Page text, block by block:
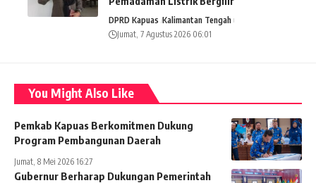
DPRD Kapuas Kalimantan Tengah
Jumat, 7 Agustus 2026 06:01
You Might Also Like
Pemkab Kapuas Berkomitmen Dukung
Program Pembangunan Daerah
Jumat, 8 Mei 2026 16:27
Gubernur Berharap Dukungan Pemerintah